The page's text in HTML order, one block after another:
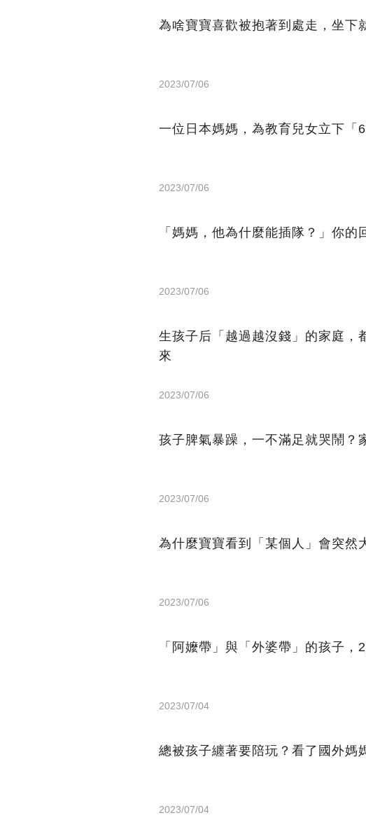
為啥寶寶喜歡被抱著到處走，坐下
2023/07/06
一位日本媽媽，為教育兒女立下「
2023/07/06
「媽媽，他為什麼能插隊？」你的
2023/07/06
生孩子后「越過越沒錢」的家庭，
來
2023/07/06
孩子脾氣暴躁，一不滿足就哭鬧？
2023/07/06
為什麼寶寶看到「某個人」會突然
2023/07/06
「阿嬤帶」與「外婆帶」的孩子
2023/07/04
總被孩子纏著要陪玩？看了國外媽
2023/07/04